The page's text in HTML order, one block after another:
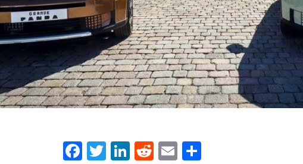
Facebook
Twitter
LinkedIn
Reddit
Email